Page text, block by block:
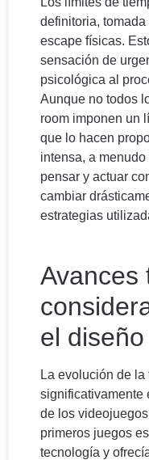
definitoria,
escape físicas.
sensación de
psicológica al
Aunque no todos
room imponen un
que lo hacen
intensa, a
pensar y actuar
cambiar
estrategias
Avances
el diseño
La evolución de
significativamente
de los
primeros juegos
tecnología y